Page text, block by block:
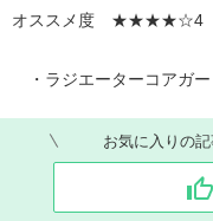
オススメ度 ★★★★☆4
・ラジエーターコアガー
お気に入りの